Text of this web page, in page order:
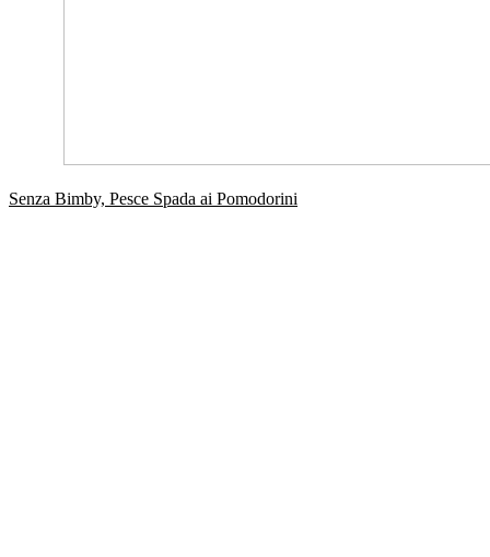
Senza Bimby, Pesce Spada ai Pomodorini